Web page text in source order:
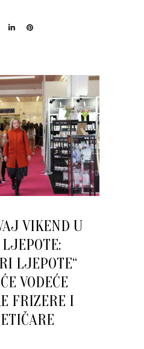
VIKEND U
LJEPOTE“
VODEĆE
FRIZERE I